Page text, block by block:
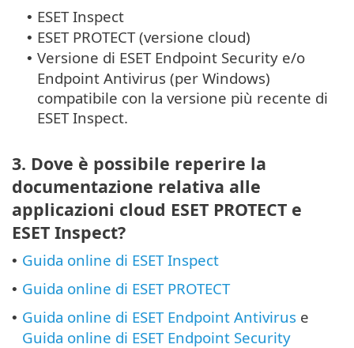
• ESET Inspect
• ESET PROTECT (versione cloud)
• Versione di ESET Endpoint Security e/o
Endpoint Antivirus (per Windows)
compatibile con la versione più recente di
ESET Inspect.
3. Dove è possibile reperire la
documentazione relativa alle
applicazioni cloud ESET PROTECT e
ESET Inspect?
• Guida online di ESET Inspect
• Guida online di ESET PROTECT
• Guida online di ESET Endpoint Antivirus e
Guida online di ESET Endpoint Security